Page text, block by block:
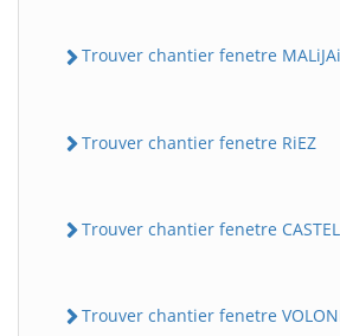
Trouver chantier fenetre MALiJAi
Trouver chantier fenetre RiEZ
Trouver chantier fenetre
Trouver chantier fenetre